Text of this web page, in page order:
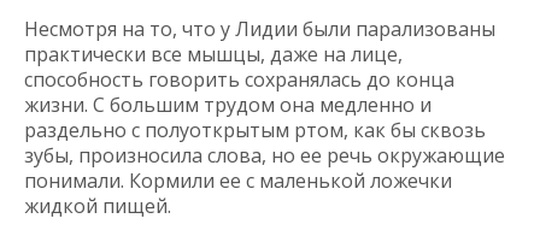
Несмотря на то, что у Лидии были парализованы
практически все мышцы, даже на лице,
способность говорить сохранялась до конца
жизни. С большим трудом она медленно и
раздельно с полуоткрытым ртом, как бы сквозь
зубы, произносила слова, но ее речь окружающие
понимали. Кормили ее с маленькой ложечки
жидкой пищей.